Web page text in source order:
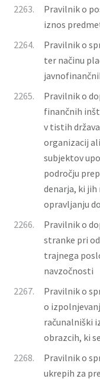
2263.
Pravilnik o
iznos
2264.
Pravilnik o
ter načinu
2265.
Pravilnik o
finančnih
v tistih
organizacij
subjektov
področju
denarja, ki
opravljanju
2266.
Pravilnik o
stranke pri
trajnega
navzočnosti
2267.
Pravilnik o
o
računalniški
obrazcih, ki
2268.
Pravilnik o
ukrepih za